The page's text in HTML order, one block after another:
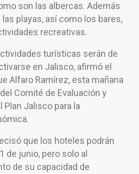
son las albercas. Además
playas, así como los bares,
recreativas.
turísticas serán de
en Jalisco, afirmó el
Alfaro Ramírez, esta mañana
Comité de Evaluación y
Plan Jalisco para la
que los hoteles podrán
de junio, pero solo al
de su capacidad de